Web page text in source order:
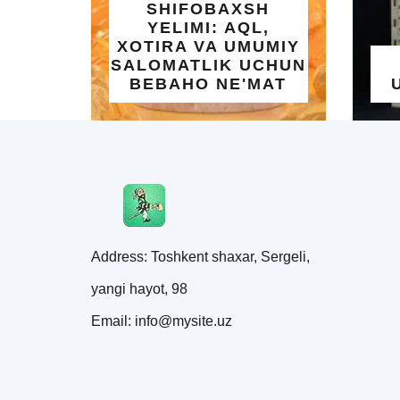
UMRA SAFARI
UCHUN KAPILKA
Address: Toshkent shaxar, Sergeli,
yangi hayot, 98
Email: info@mysite.uz